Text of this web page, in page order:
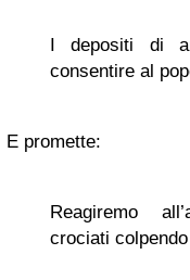
I depositi di
consentire al
E promette:
Reagiremo
crociati